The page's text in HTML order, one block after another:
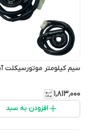
سیم کیلومتر موتورسیکلت
۱٬۸۱۳٬۰۰۰
افزودن به سبد